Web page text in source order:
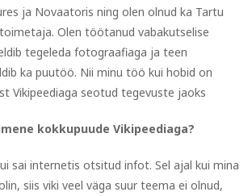
ja Novaatoris ning olen olnud ka Tartu
Olen töötanud vabakutselise
tegeleda fotograafiaga ja teen
ka puutöö. Nii minu töö kui hobid on
Vikipeediaga seotud tegevuste jaoks
kokkupuude Vikipeediaga?
sai internetis otsitud infot. Sel ajal kui mina
siis viki veel väga suur teema ei olnud,